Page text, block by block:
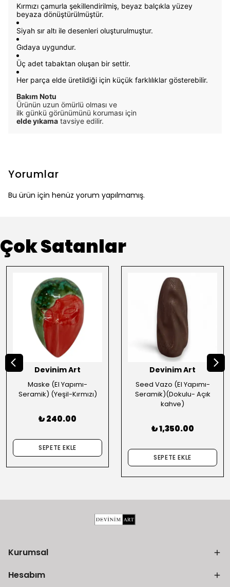
Kırmızı çamurla şekillendirilmiş, beyaz balçıkla yüzey
beyaza dönüştürülmüştür.
Siyah sır altı ile desenleri oluşturulmuştur.
Gıdaya uygundur.
Üç adet tabaktan oluşan bir settir.
Her parça elde üretildiği için küçük farklılıklar gösterebilir.
Bakım Notu
Ürünün uzun ömürlü olması ve
ilk günkü görünümünü koruması için
elde yıkama tavsiye edilir.
Yorumlar
Bu ürün için henüz yorum yapılmamış.
Çok Satanlar
Devinim Art
Maske (El Yapımı-
Seramik) (Yeşil-Kırmızı)
₺ 240.00
SEPETE EKLE
Devinim Art
Seed Vazo (El Yapımı-
Seramik)(Dokulu- Açık
kahve)
₺ 1,350.00
SEPETE EKLE
Kurumsal
Hesabım